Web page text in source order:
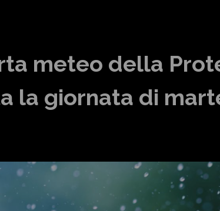
meteo della
la giornata di